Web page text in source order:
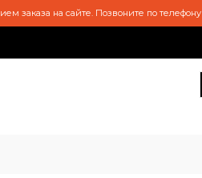
заказа на сайте. Позвоните по телефону